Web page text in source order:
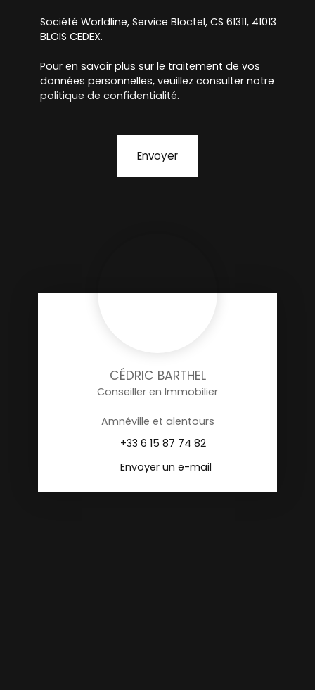
Société Worldline, Service Bloctel, CS 61311, 41013
BLOIS CEDEX.
Pour en savoir plus sur le traitement de vos
données personnelles, veuillez consulter notre
politique de confidentialité.
Envoyer
CÉDRIC BARTHEL
Conseiller en Immobilier
Amnéville et alentours
+33 6 15 87 74 82
Envoyer un e-mail